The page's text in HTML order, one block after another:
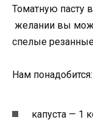
Томатную пасту
желании вы
спелые
Нам понадобится:
капуста — 1